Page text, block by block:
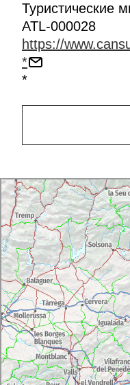
Туристические
ATL-000028
https://
*
*